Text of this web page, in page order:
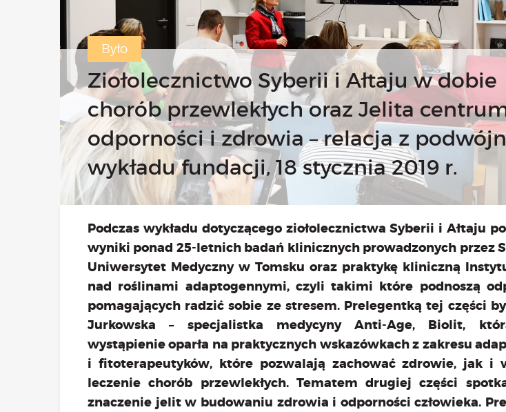
Było
Ziołolecznictwo Syberii i Ałtaju w dobie
chorób przewlekłych oraz Jelita
odporności i zdrowia – relacja z
wykładu fundacji, 18 stycznia 2019 r.
Podczas wykładu dotyczącego ziołolecznictwa Syberii i Ałtaju
wyniki ponad 25-letnich badań klinicznych prowadzonych przez
Uniwersytet Medyczny w Tomsku oraz praktykę kliniczną
nad roślinami adaptogennymi, czyli takimi które podnoszą
pomagających radzić sobie ze stresem. Prelegentką tej części
Jurkowska – specjalistka medycyny Anti-Age, Biolit,
wystąpienie oparła na praktycznych wskazówkach z zakresu
i fitoterapeutyków, które pozwalają zachować zdrowie, jak i
leczenie chorób przewlekłych. Tematem drugiej części
znaczenie jelit w budowaniu zdrowia i odporności człowieka.
Kongres 2018
Projekty
Bezpłatne konsultacje psychologiczne
Grupa praktyka
Grupa wsparcia fundacji
Jestem i Będę
Kurs mindfulness
Bądź od Małego
Bądź w
Cykle edukacyjne
Infolinia
Sensowne ścieżki
Zmieniamy niezdrowe
Cykl edukacyjny Powiat
Onkoasystent
Storytel
Bądź na
aktualności
Będzie
Było
Porady
Lektury